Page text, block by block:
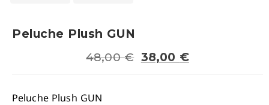
Peluche Plush GUN
48,00€ 38,00 €
Peluche Plush GUN